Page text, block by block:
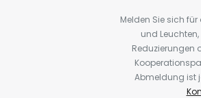
Melden Sie sich
und
Reduzierungen
Abmeldung ist